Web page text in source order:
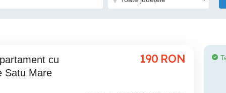
Satu Mare
190 RON